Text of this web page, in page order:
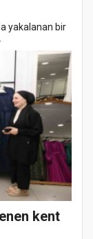
yakalanan bir
kent